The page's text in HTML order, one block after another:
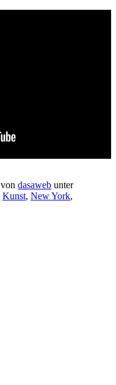
von dasaweb unter
Kunst, New York,